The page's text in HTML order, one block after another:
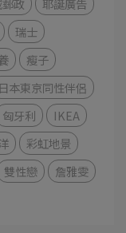
政
耶誕廣告
瑞士
瘦子
日本東京同性伴侶
匈牙利
IKEA
彩虹地景
雙性戀
詹雅雯